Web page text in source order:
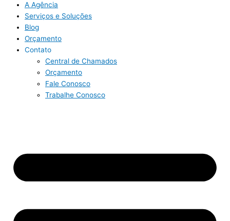
A Agência
Serviços e Soluções
Blog
Orçamento
Contato
Central de Chamados
Orçamento
Fale Conosco
Trabalhe Conosco